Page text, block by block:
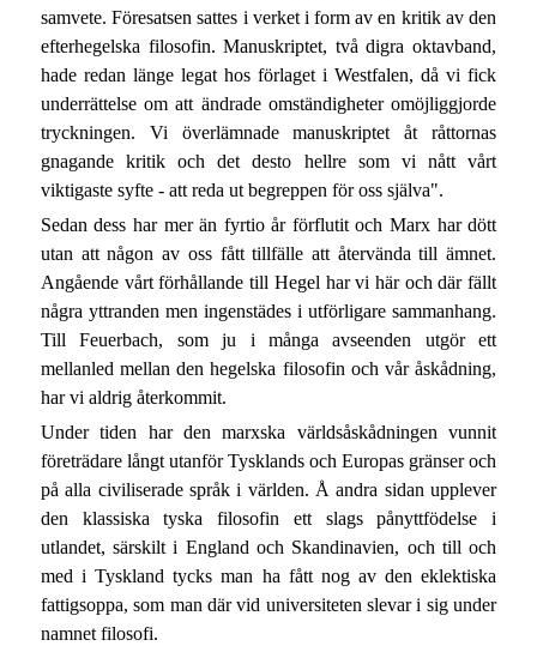
samvete. Föresatsen sattes i verket i form av en kritik av den
efterhegelska filosofin. Manuskriptet, två digra oktavband,
hade redan länge legat hos förlaget i Westfalen, då vi fick
underrättelse om att ändrade omständigheter omöjliggjorde
tryckningen. Vi överlämnade manuskriptet åt råttornas
gnagande kritik och det desto hellre som vi nått vårt
viktigaste syfte - att reda ut begreppen för oss själva".
Sedan dess har mer än fyrtio år förflutit och Marx har dött
utan att någon av oss fått tillfälle att återvända till ämnet.
Angående vårt förhållande till Hegel har vi här och där fällt
några yttranden men ingenstädes i utförligare sammanhang.
Till Feuerbach, som ju i många avseenden utgör ett
mellanled mellan den hegelska filosofin och vår åskådning,
har vi aldrig återkommit.
Under tiden har den marxska världsåskådningen vunnit
företrädare långt utanför Tysklands och Europas gränser och
på alla civiliserade språk i världen. Å andra sidan upplever
den klassiska tyska filosofin ett slags pånyttfödelse i
utlandet, särskilt i England och Skandinavien, och till och
med i Tyskland tycks man ha fått nog av den eklektiska
fattigsoppa, som man där vid universiteten slevar i sig under
namnet filosofi.